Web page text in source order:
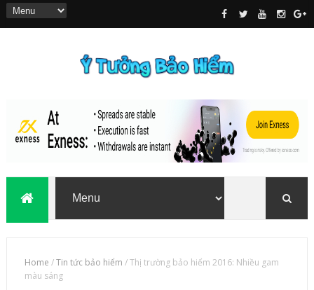
Home /Tin tức bảo hiểm /Thị trường bảo hiểm 2016: Nhiều gam
màu sáng